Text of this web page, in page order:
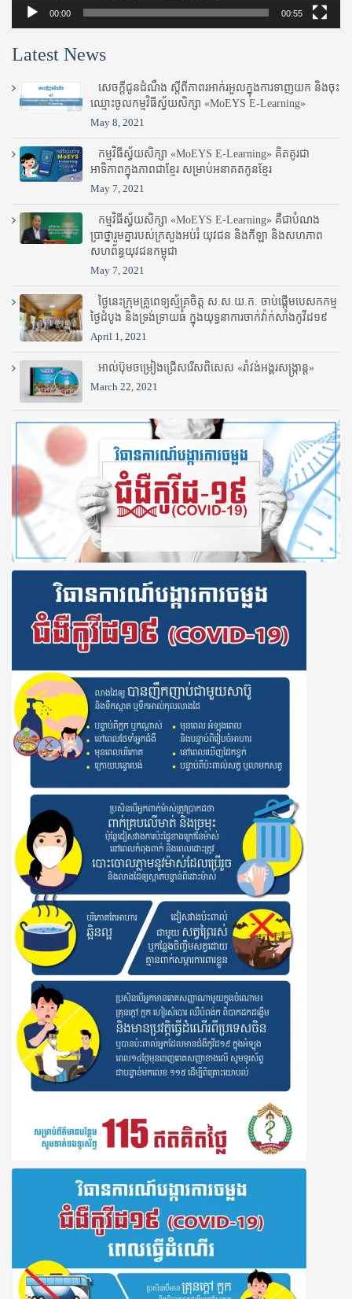
00:00 00:55
Latest News
សេចក្តីជូនដំណឹង ស្តី​ពីភាព​រអាក់រអួល​ក្នុងការ​ទាញ​យក និង​ចុះ​
ឈ្មោះ​ចូល​កម្មវិធី​ស្វ័យសិក្សា «MoEYS E-Learning»
May 8, 2021
កម្មវិធីស្វ័យសិក្សា «MoEYS E-Learning» គិតគូរជា
អាទិភាពក្នុងភាពជាខ្មែរ សម្រាប់អនាគតកូនខ្មែរ
May 7, 2021
កម្មវិធីស្វ័យសិក្សា «MoEYS E-Learning» គឺជាបំណង
ប្រាថ្នារួមគ្នារបស់ក្រសួងអប់រំ​ យុវជន និងកីឡា និងសហភាព
សហព័ន្ធយុវជនកម្ពុជា
May 7, 2021
ថ្ងៃនេះក្រុមគ្រូពេទ្យស្ម័គ្រចិត្ត ស.ស.យ.ក. ចាប់ផ្តើមបេសកកម្ម
ថ្ងៃដំបូង និងទ្រង់ទ្រាយធំ ក្នុងយុទ្ធនាការចាក់វ៉ាក់សាំងកូវីដ១៩
April 1, 2021
អាល់ប៊ុមចម្រៀងជ្រើសរើសពិសេស «រាំវង់អង្គរសង្ក្រាន្ត»
March 22, 2021